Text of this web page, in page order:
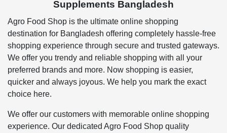
Supplements Bangladesh
Agro Food Shop is the ultimate online shopping
destination for Bangladesh offering completely hassle-free
shopping experience through secure and trusted gateways.
We offer you trendy and reliable shopping with all your
preferred brands and more. Now shopping is easier,
quicker and always joyous. We help you mark the exact
choice here.
We offer our customers with memorable online shopping
experience. Our dedicated Agro Food Shop quality